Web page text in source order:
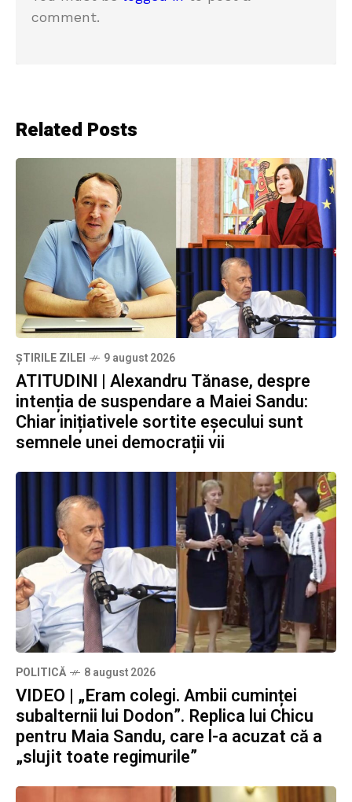
comment.
Related Posts
ȘTIRILE ZILEI 9 august 2026
ATITUDINI | Alexandru Tănase, despre
intenția de suspendare a Maiei Sandu:
Chiar inițiativele sortite eșecului sunt
semnele unei democrații vii
POLITICĂ 8 august 2026
VIDEO | „Eram colegi. Ambii cuminței
subalternii lui Dodon”. Replica lui Chicu
pentru Maia Sandu, care l-a acuzat că a
„slujit toate regimurile”